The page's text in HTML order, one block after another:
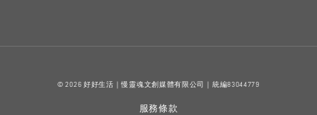
© 2026 好好生活｜慢靈魂文創媒體有限公司｜統編83044779
服務條款